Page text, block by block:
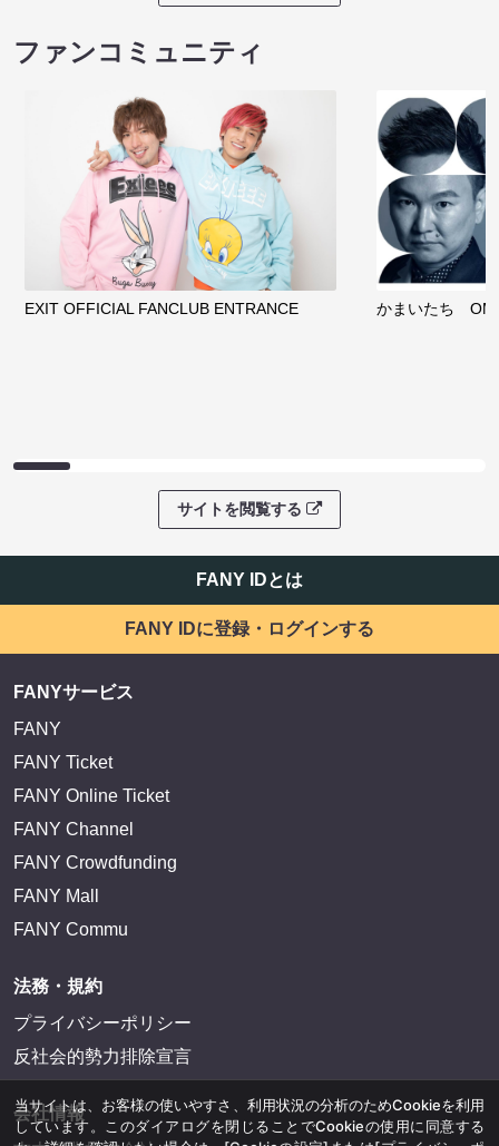
ファンコミュニティ
EXIT OFFICIAL FANCLUB ENTRANCE かまいたち
サイトを閲覧する
FANY IDとは
FANY IDに登録・ログインする
FANYサービス
FANY
FANY Ticket
FANY Online Ticket
FANY Channel
FANY Crowdfunding
FANY Mall
FANY Commu
法務・規約
プライバシーポリシー
反社会的勢力排除宣言
会社情報
当サイトは、お客様の使いやすさ、利用状況の分析のためCookieを利用
しています。このダイアログを閉じることでCookieの使用に同意する